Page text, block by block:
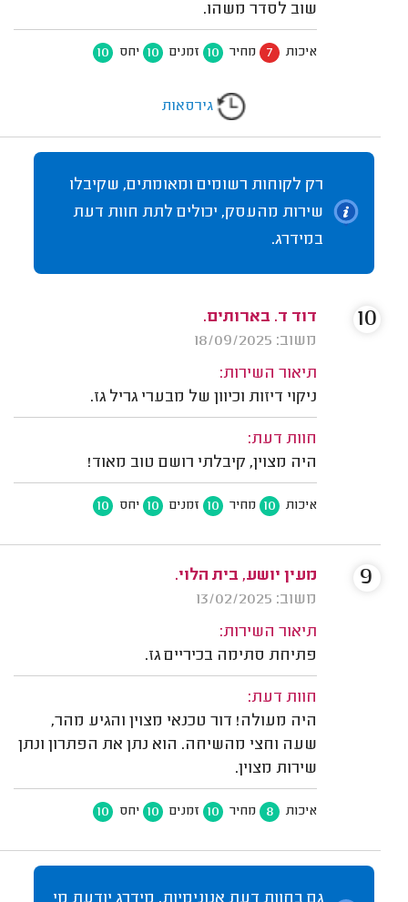
שוב לסדר משהו.
איכות 7 מחיר 10 זמנים 10 יחס 10
גירסאות
רק לקוחות רשומים ומאומתים, שקיבלו
שירות מהעסק, יכולים לתת חוות דעת
במידרג.
דוד ד. בארותים.
משוב: 18/09/2025
תיאור השירות:
ניקוי דיזות וכיוון של מבערי גריל גז.
חוות דעת:
היה מצוין, קיבלתי רושם טוב מאוד!
איכות 10 מחיר 10 זמנים 10 יחס 10
10
מעין יושע, בית הלוי.
משוב: 13/02/2025
תיאור השירות:
פתיחת סתימה בכיריים גז.
חוות דעת:
היה מעולה! דור טכנאי מצוין והגיע מהר,
שעה וחצי מהשיחה. הוא נתן את הפתרון ונתן
שירות מצוין.
איכות 8 מחיר 10 זמנים 10 יחס 10
9